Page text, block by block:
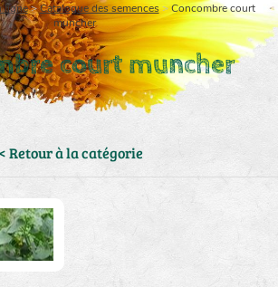
ligne>Catalogue des semences>Concombre court
muncher
court muncher
< Retour à la catégorie